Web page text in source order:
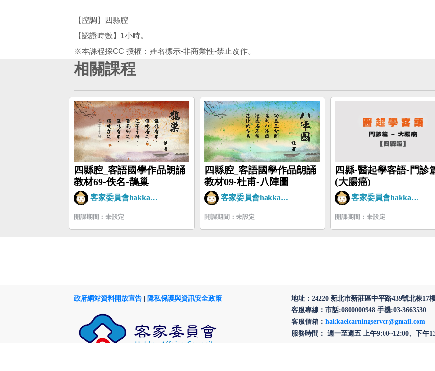
【腔調】四縣腔
【認證時數】1小時。
相關課程
四縣腔_客語國學作品朗誦
教材69-佚名-鵲巢
客家委員會hakkaman
開課期間：未設定
四縣腔_客語國學作品朗誦
教材09-杜甫-八陣圖
客家委員會hakkaman
開課期間：未設定
四縣-醫起學客語-門診
(大腸癌)
客家委員會hakkaman
開課期間：未設定
政府網站資料開放宣告 隱私保護與資訊安全政策
地址：24220 新北市新莊區中平路439號北棟17
客服專線：市話:0800000948 手機:03-3663530
客服信箱： hakkaelearningserver@gmail.com
服務時間： 週一至週五 上午9:00~12:00、下午